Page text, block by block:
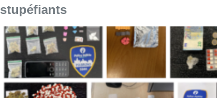
stupéfiants